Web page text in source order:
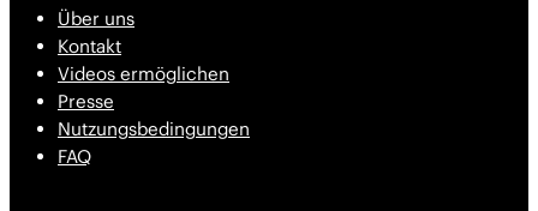
Über uns
Kontakt
Videos ermöglichen
Presse
Nutzungsbedingungen
FAQ